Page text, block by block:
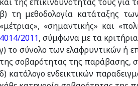
β) τη μεθοδολογία κατάταξης
«μέτριας», «σημαντικής» και
4014/2011, σύμφωνα με τα
γ) το σύνολο των ελαφρυντικών ή
της σοβαρότητας της παράβασης,
δ) κατάλογο ενδεικτικών